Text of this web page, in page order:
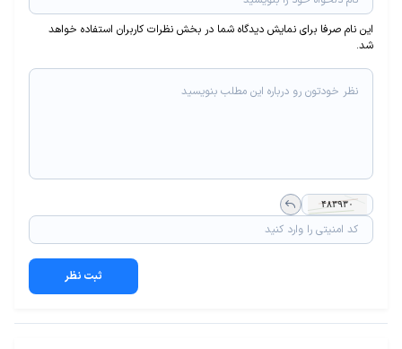
این نام صرفا برای نمایش دیدگاه شما در بخش نظرات کاربران استفاده خواهد
شد.
ثبت نظر